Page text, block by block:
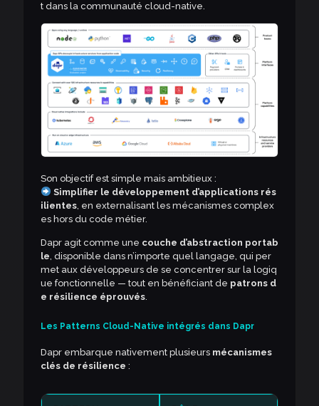
t dans la communauté cloud-native.
Son objectif est simple mais ambitieux :
Simplifier le développement d’applications rés
ilientes , en externalisant les mécanismes complex
es hors du code métier.
Dapr agit comme une couche d’abstraction portab
le , disponible dans n’importe quel langage, qui per
met aux développeurs de se concentrer sur la logiq
ue fonctionnelle — tout en bénéficiant de patrons d
e résilience éprouvés
Les Patterns Cloud-Native intégrés dans Dapr
Dapr embarque nativement plusieurs mécanismes
clés de résilience :